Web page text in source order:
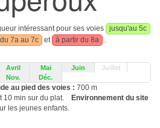
intéressant pour ses voies
jusqu'au 5c
du 7a au 7c et à partir du 8a
.
Avril Mai Juin
Juillet
Nov. Déc.
au pied des voies : 700 m
10 min sur du plat.
Environnement du site
les jeunes enfants.